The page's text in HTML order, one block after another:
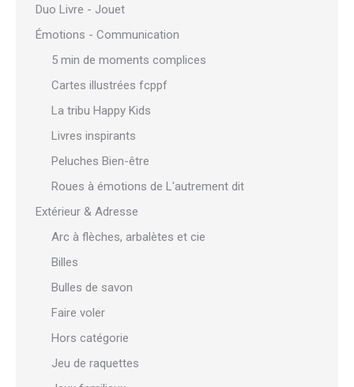
Duo Livre - Jouet
Émotions - Communication
5 min de moments complices
Cartes illustrées fcppf
La tribu Happy Kids
Livres inspirants
Peluches Bien-être
Roues à émotions de L'autrement dit
Extérieur & Adresse
Arc à flèches, arbalètes et cie
Billes
Bulles de savon
Faire voler
Hors catégorie
Jeu de raquettes